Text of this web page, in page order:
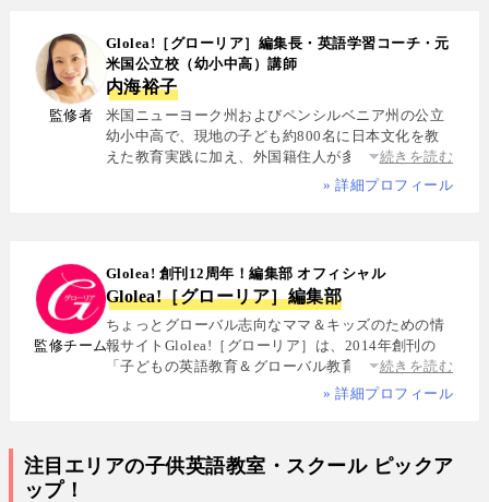
監修者
Glolea!［グローリア］編集長・英語学習コーチ・元
米国公立校（幼小中高）講師
内海裕子
米国ニューヨーク州およびペンシルベニア州の公立
幼小中高で、現地の子ども約800名に日本文化を教
えた教育実践に加え、外国籍住人が多数を占める多
国籍シェアハウスで約5年間生活し、リアルな多文化
スペイン語・中国語・日本語の4言語を駆使し、世界
中の女性や母親と対話・取材を継続. 親子留学、バイ
リンガル育児、おうち英語、子どもオンライン英会
話に関する実体験に基づく信頼性の高い情報を発信
している. 著書に『子育てツイッター入門』ほか、日
経、AERA、NewsPicksなどでの寄稿・監修実績多数
続きを読む
» 詳細プロフィール
監修チーム
Glolea! 創刊12周年！編集部 オフィシャル
Glolea!［グローリア］編集部
ちょっとグローバル志向なママ＆キッズのための情
報サイトGlolea!［グローリア］は、2014年創刊の
「子どもの英語教育＆グローバル教育」に特化した
専門メディア. 英語にはじめて触れるお子様から帰国
800名にグローバル教育を実践した英語学習コーチ.
続きを読む
» 詳細プロフィール
注目エリアの子供英語教室・スクール ピックア
ップ！